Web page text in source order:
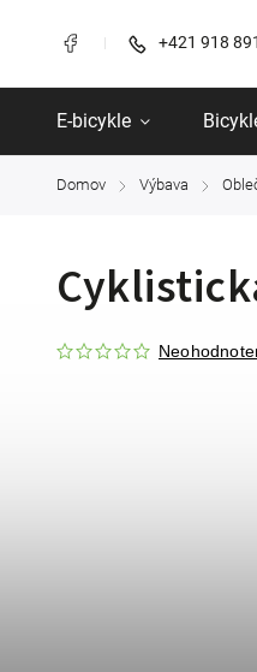
+421 918
E-bicykle
Domov / Výbava /